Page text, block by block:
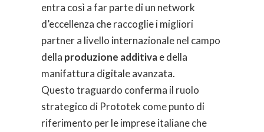
entra così a far parte di un network
d’eccellenza che raccoglie i migliori
partner a livello internazionale nel campo
della produzione additivae della
manifattura digitale avanzata.
Questo traguardo conferma il ruolo
strategico di Prototek come punto di
riferimento per le imprese italiane che